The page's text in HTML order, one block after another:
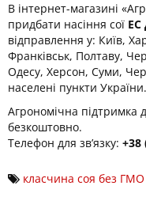
В інтернет-магазині
придбати насіння сої ЕС
відправлення у: Київ,
Франківськ, Полтаву,
Одесу, Херсон, Суми,
населені пункти України.
Агрономічна підтримка
безкоштовно.
Телефон для зв’язку: +38
класчина соя без ГМО